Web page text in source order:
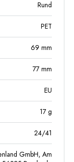
Rund
PET
69 mm
77 mm
EU
17 g
24/41
GmbH, Am